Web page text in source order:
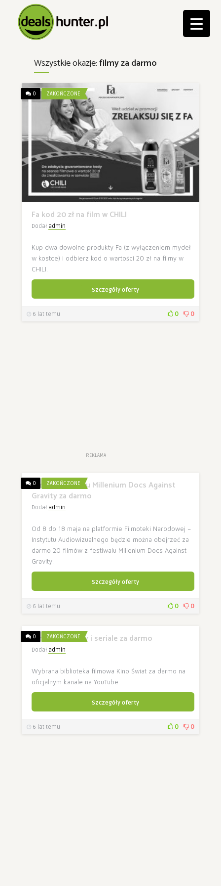
Wszystkie okazje:filmy za darmo
0 ZAKOŃCZONE
Fa kod 20 zł na film w CHILI
Dodał admin
Kup dwa dowolne produkty Fa (z wyłączeniem mydeł
w kostce) i odbierz kod o wartości 20 zł na filmy w
CHILI.
Szczegóły oferty
6 lat temu 0 0
REKLAMA
0 ZAKOŃCZONE
Filmy z festiwalu Millenium Docs Against
Gravity za darmo
Dodał admin
Od 8 do 18 maja na platformie Filmoteki Narodowej –
Instytutu Audiowizualnego będzie można obejrzeć za
darmo 20 filmów z festiwalu Millenium Docs Against
Gravity.
Szczegóły oferty
6 lat temu 0 0
0 ZAKOŃCZONE
Kino Świat filmy i seriale za darmo
Dodał admin
Wybrana biblioteka filmowa Kino Świat za darmo na
oficjalnym kanale na YouTube.
Szczegóły oferty
6 lat temu 0 0